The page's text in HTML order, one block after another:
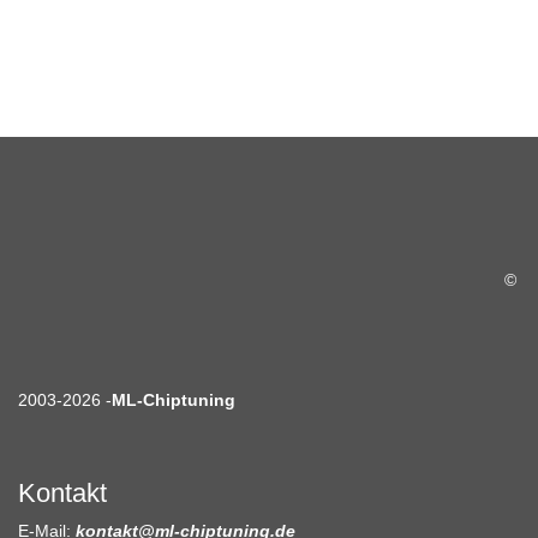
©
2003-2026 -ML-Chiptuning
Kontakt
E-Mail: kontakt@ml-chiptuning.de